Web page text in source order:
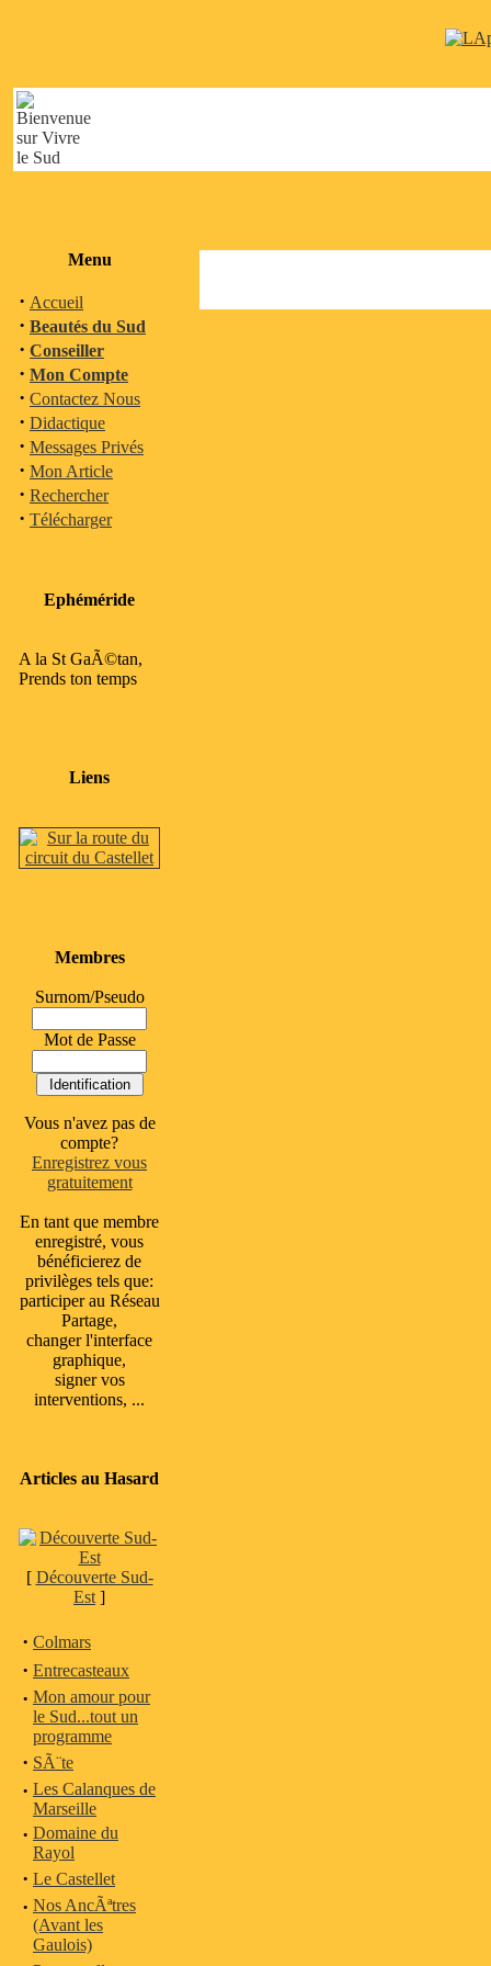
Menu
· Accueil
· Beautés du Sud
· Conseiller
· Mon Compte
· Contactez Nous
· Didactique
· Messages Privés
· Mon Article
· Rechercher
· Télécharger
Ephéméride
A la St GaÃ©tan,
Prends ton temps
Liens
Membres
Surnom/Pseudo
Mot de Passe
Vous n'avez pas de
compte?
Enregistrez vous
gratuitement
En tant que membre
enregistré, vous
bénéficierez de
privilèges tels que:
participer au Réseau
Partage,
changer l'interface
graphique,
signer vos
interventions, ...
Articles au Hasard
[ Découverte Sud-
Est ]
· Colmars
· Entrecasteaux
· Mon amour pour
le Sud...tout un
programme
· SÃ¨te
· Les Calanques de
Marseille
· Domaine du
Rayol
· Le Castellet
· Nos AncÃªtres
(Avant les
Gaulois)